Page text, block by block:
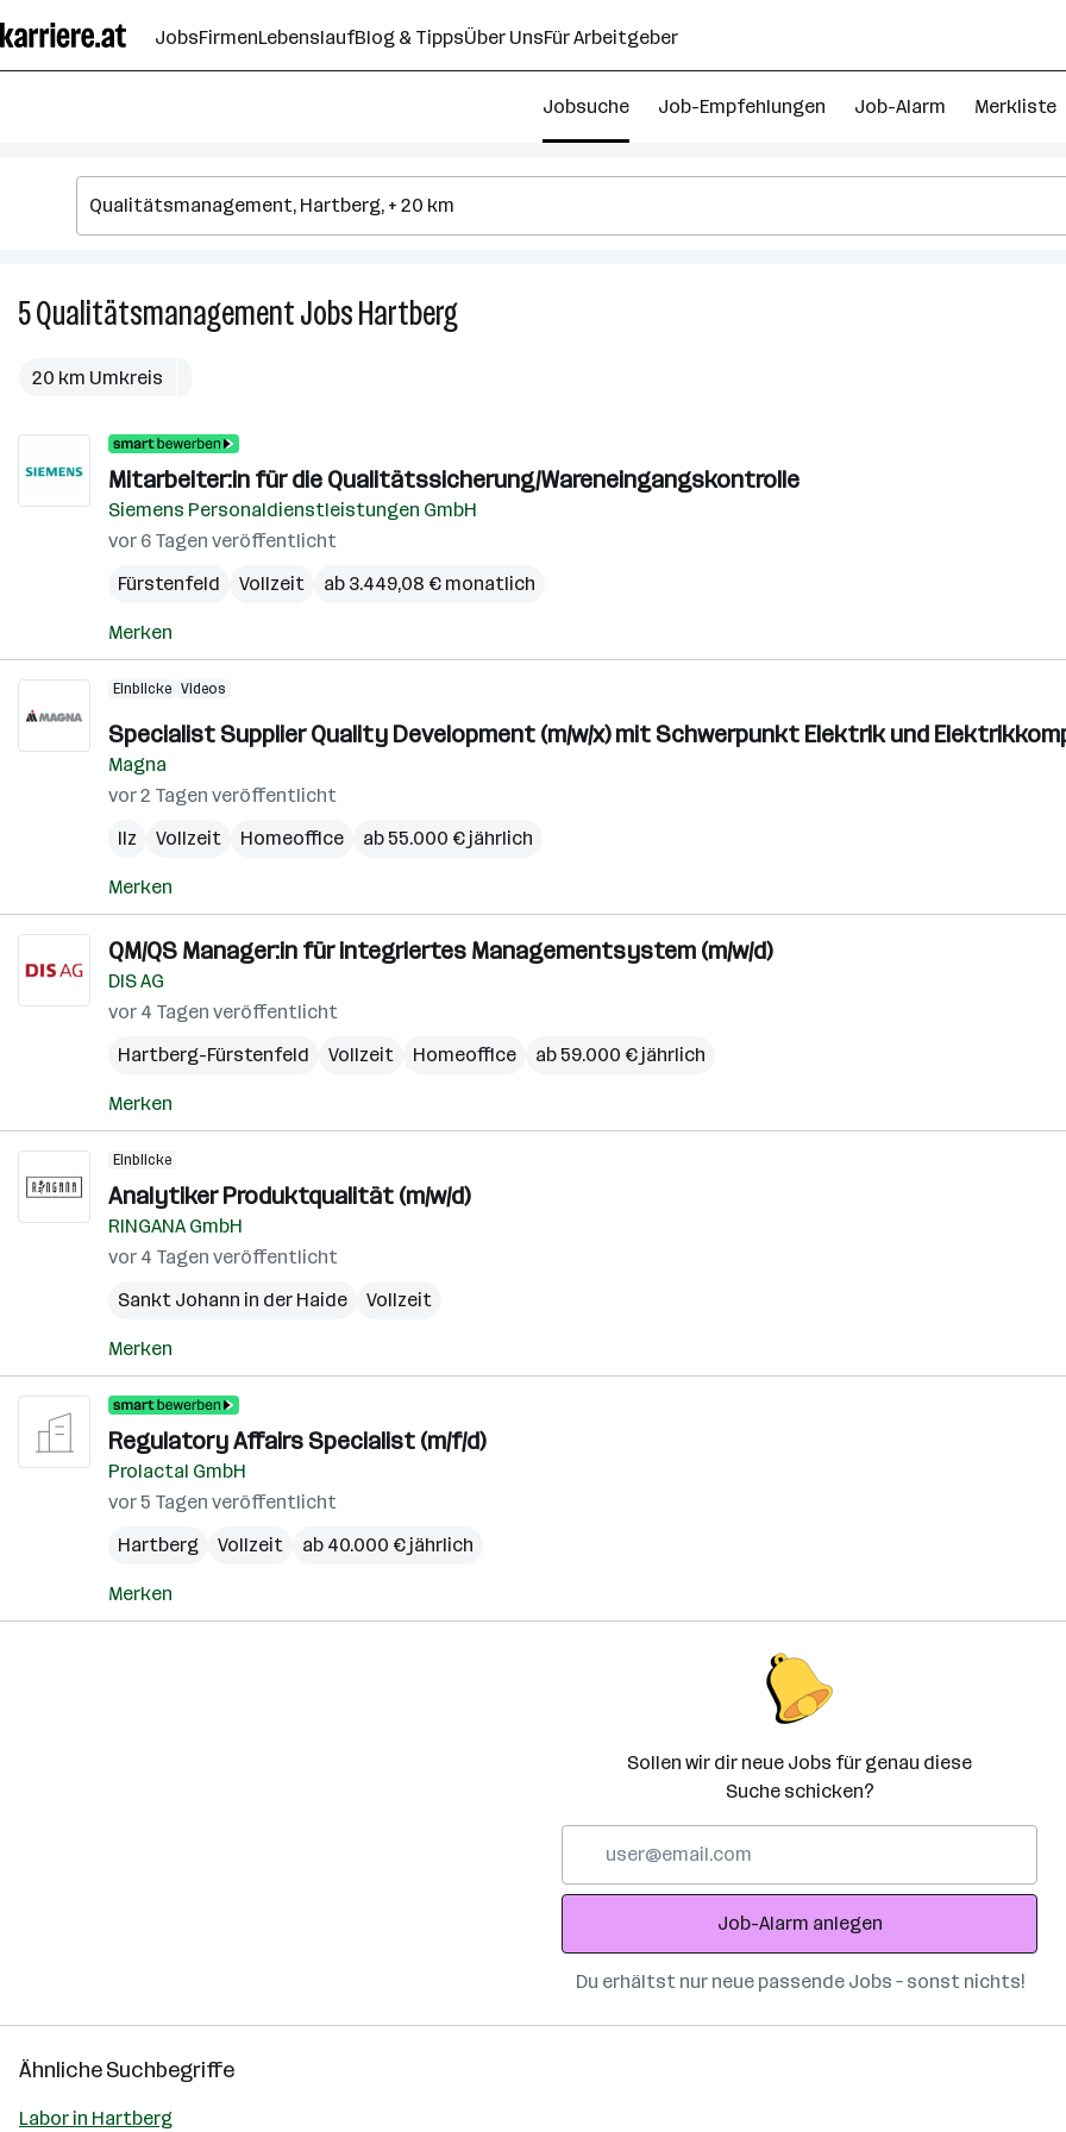
Seiteninhalt
springen
JobsFirmenLebenslaufBlog & TippsÜber UnsFür Arbeitgeber
Jobsuche Job-Empfehlungen Job-Alarm Merkliste
5QualitätsmanagementJobsHartberg5
Qualitätsmanagement
20 km Umkreis
Mitarbeiter:in für die Qualitätssicherung/Wareneingangskontrolle
Siemens Personaldienstleistungen GmbH
vor 6 Tagen veröffentlicht
Fürstenfeld
Vollzeit ab 3.449,08 € monatlich
Merken
Einblicke Videos
Specialist Supplier Quality Development (m/w/x) mit Schwerpunkt Elektrik und
Magna
vor 2 Tagen veröffentlicht
Ilz
Vollzeit Homeoffice ab 55.000 € jährlich
Merken
QM/QS Manager:in für integriertes Managementsystem (m/w/d)
DIS AG
vor 4 Tagen veröffentlicht
Hartberg-Fürstenfeld
Vollzeit Homeoffice ab 59.000 € jährlich
Merken
Einblicke
Analytiker Produktqualität (m/w/d)
RINGANA GmbH
vor 4 Tagen veröffentlicht
Sankt Johann in der Haide
Vollzeit
Merken
Regulatory Affairs Specialist (m/f/d)
Prolactal GmbH
vor 5 Tagen veröffentlicht
Hartberg
Vollzeit ab 40.000 € jährlich
Merken
Sollen wir dir neue Jobs für genau diese
Suche schicken?
Adresse
Job-Alarm anlegen
Du erhältst nur neue passende Jobs – sonst nichts!
Ähnliche Suchbegriffe
Labor in Hartberg